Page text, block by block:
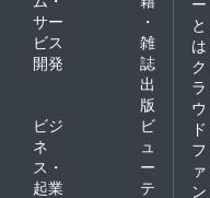
サー
ビス
開発
・
雑
誌
出
版
ビジ
ネ
ス・
起業
ビ
ュ
ー
テ
と
は
ク
ラ
ウ
ド
フ
ァ
ン